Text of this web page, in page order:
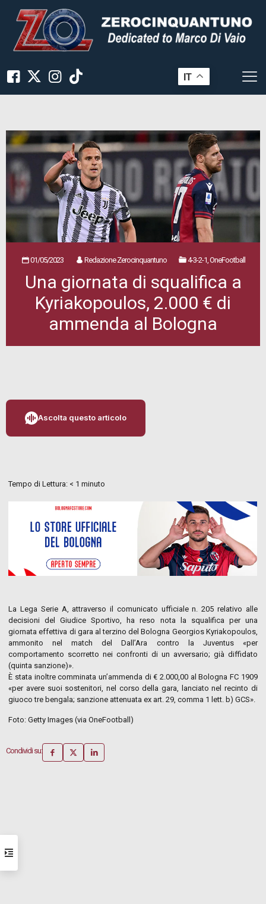
IT
01/05/2023 Redazione Zerocinquantuno 4-3-2-1, OneFootball
Una giornata di squalifica a
Kyriakopoulos, 2.000 € di
ammenda al Bologna
Ascolta questo articolo
Tempo di Lettura: < 1 minuto
La Lega Serie A, attraverso il comunicato ufficiale n. 205 relativo alle
decisioni del Giudice Sportivo, ha reso nota la squalifica per una
giornata effettiva di gara al terzino del Bologna Georgios Kyriakopoulos,
ammonito nel match del Dall’Ara contro la Juventus «per
comportamento scorretto nei confronti di un avversario; già diffidato
(quinta sanzione)».
È stata inoltre comminata un’ammenda di € 2.000,00 al Bologna FC 1909
«per avere suoi sostenitori, nel corso della gara, lanciato nel recinto di
giuoco tre bengala; sanzione attenuata ex art. 29, comma 1 lett. b) GCS».
Foto: Getty Images (via OneFootball)
Condividi su: